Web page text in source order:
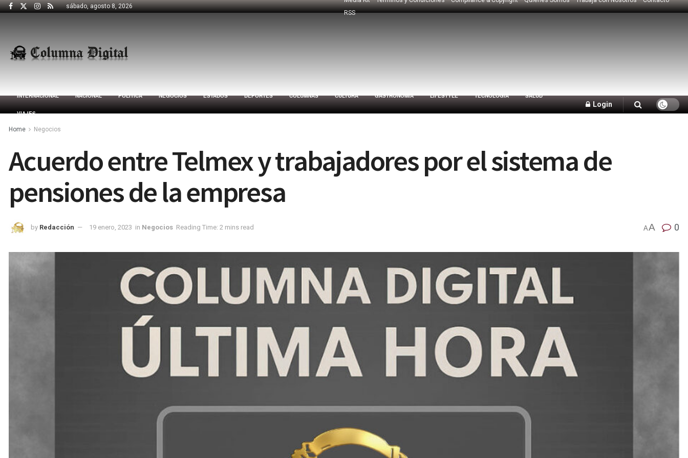
sábado, agosto 8, 2026
RSS
INTERNACIONAL NACIONAL POLÍTICA NEGOCIOS ESTADOS DEPORTES COLUMNAS CULTURA GASTRONOMÍA LIFESTYLE TECNOLOGÍA SALUD
VIAJES
Login
Home Negocios
Acuerdo entre Telmex y trabajadores por el sistema de
pensiones de la empresa
by Redacción 19 enero, 2023 in Negocios Reading Time: 2 mins read AA 0